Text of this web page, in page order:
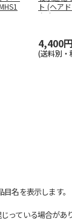
ト (ヘア
タオ
4,400円
(送料別・
名を表示します。
ている場合があ